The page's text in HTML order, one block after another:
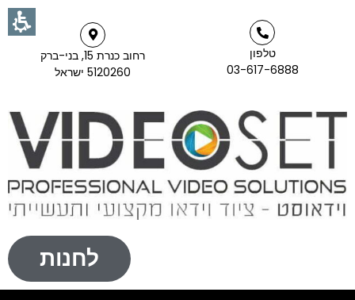
טלפון
03-617-6888
רחוב כנרת 15, בני-ברק
5120260 ישראל
לחנות